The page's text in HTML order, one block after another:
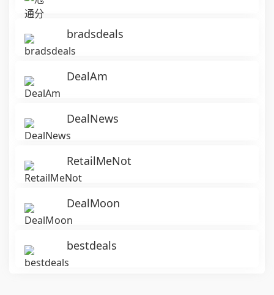
bradsdeals
DealAm
DealNews
RetailMeNot
DealMoon
bestdeals